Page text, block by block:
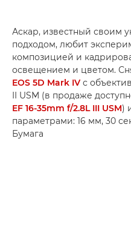
Аскар, известный своим
подходом, любит
композицией и
освещением и цветом.
EOS 5D Mark IV с
II USM (в продаже
EF 16-35mm f/2.8L III USM)
параметрами: 16 мм, 30
Бумага